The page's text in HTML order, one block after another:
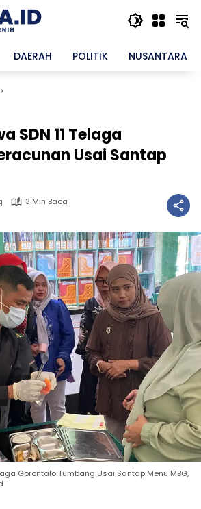
DAERAH POLITIK NUSANTARA
SDN 11 Telaga
Usai Santap
3 Min Baca
Gorontalo Tumbang Usai Santap Menu MBG,